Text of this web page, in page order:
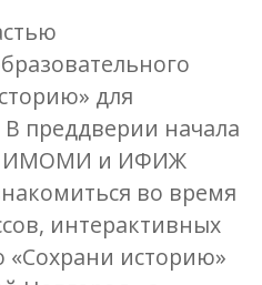
для
преддверии начала
ИМОМИ и ИФИЖ
во время
интерактивных
«Сохрани историю»